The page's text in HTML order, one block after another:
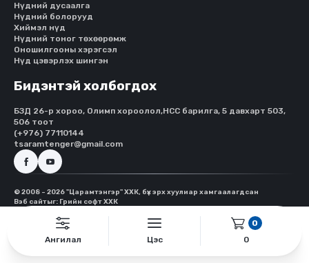
Ангилал Цэс
0
0
Нүдний дусаалга
Нүдний болорууд
Хиймэл нүд
Нүдний тоног төхөөрөмж
Оношилгооны хэрэгсэл
Нүд цэвэрлэх шингэн
Бидэнтэй холбогдох
БЗД 26-р хороо, Олимп хороолол,HCC барилга, 5 давхарт 503,
506 тоот
(+976) 77110144
tsaramtenger@gmail.com
© 2008 - 2026 "Царамтэнгэр" ХХК, бүх эрх хуулиар хамгаалагдсан
Вэб сайтыг: Грийн софт ХХК